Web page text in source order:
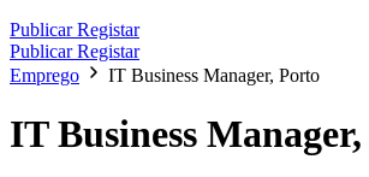
PublicarRegistar
PublicarRegistar
Emprego
IT Business Manager, Porto
IT Business